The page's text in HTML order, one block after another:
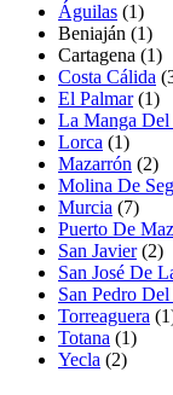
Águilas (1)
Beniaján (1)
Cartagena (1)
Costa Cálida
El Palmar(1)
La Manga
Lorca (1)
Mazarrón (2)
Molina De
Murcia (7)
Puerto De
San Javier(2)
San José De
San Pedro
Torreaguera
Totana (1)
Yecla (2)